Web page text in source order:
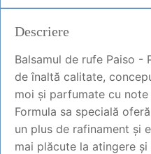
Descriere
Balsamul de rufe Paiso -
de înaltă calitate,
moi și parfumate cu
Formula sa specială
un plus de rafinament și
mai plăcute la atingere